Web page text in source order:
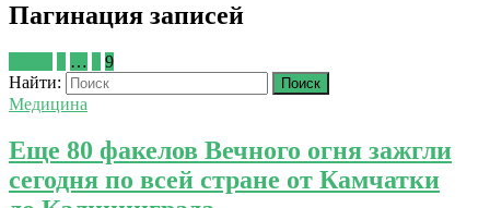
Пагинация записей
…
9
Найти:
Медицина
Еще 80 факелов Вечного огня зажгли
сегодня по всей стране от Камчатки